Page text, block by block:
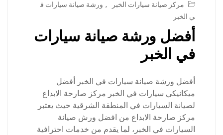
مركز صيانة سيارات الخبر
, ورشة صيانة سيارات ف
ي الخبر
أفضل ورشة صيانة سيارات
في الخبر
أفضل ورشة صيانة سيارات في الخبر أفضل
ميكانيكي سيارات في الخبر مركز صارحة الابداع
لصيانة السيارات في المنطقة الشرقية حيث يعتبر
مركز صارحة الابداع من افضل ورش صيانة
السيارات في الخبر، لما يقدم من خدمات احترافية